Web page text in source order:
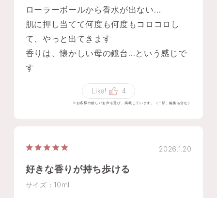
ローラーボールから香水が出ない…
肌に押し当てて何度も何度もコロコロし
て、やっと出てきます
香りは、懐かしい母の鏡台…という感じで
す
Like! 4
※お客様の嬉しいお声を選び、掲載しています。（一部、編集も含む）
2026.1.20
好きな香りが持ち歩ける
サイズ：10ml